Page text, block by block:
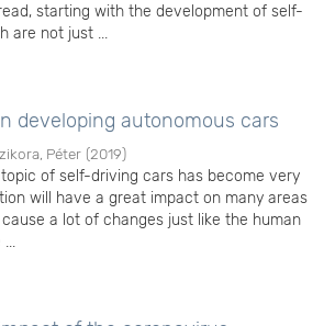
starting with the development of self-
are not just ...
developing autonomous cars
Péter (2019)
of self-driving cars has become very
will have a great impact on many areas
a lot of changes just like the human